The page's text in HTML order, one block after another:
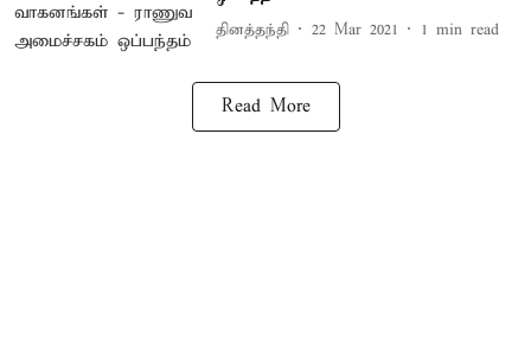
தினத்தந்தி 22 Mar 2021 1 min read
Read More